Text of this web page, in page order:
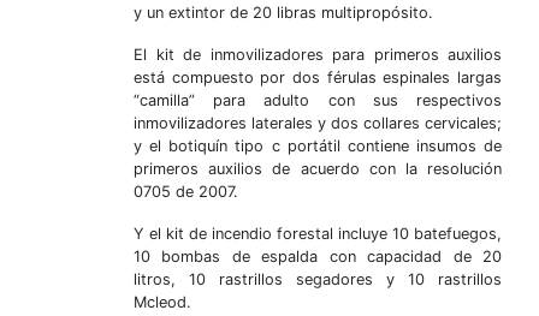
y un extintor de 20 libras multipropósito.
El kit de inmovilizadores para primeros auxilios
está compuesto por dos férulas espinales largas
“camilla” para adulto con sus respectivos
inmovilizadores laterales y dos collares cervicales;
y el botiquín tipo c portátil contiene insumos de
primeros auxilios de acuerdo con la resolución
0705 de 2007.
Y el kit de incendio forestal incluye 10 batefuegos,
10 bombas de espalda con capacidad de 20
litros, 10 rastrillos segadores y 10 rastrillos
Mcleod.